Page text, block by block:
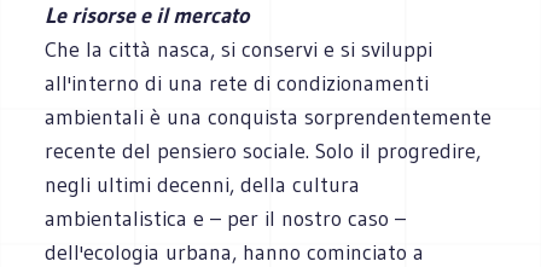
Le risorse e il mercato
Che la città nasca, si conservi e si sviluppi
all'interno di una rete di condizionamenti
ambientali è una conquista sorprendentemente
recente del pensiero sociale. Solo il progredire,
negli ultimi decenni, della cultura
ambientalistica e – per il nostro caso –
dell'ecologia urbana, hanno cominciato a